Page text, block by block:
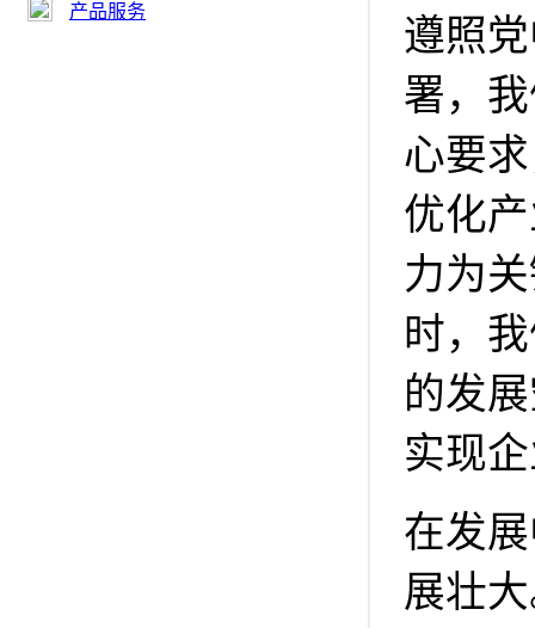
产品服务
遵照
署，
心要
优化
力为
时，
的发
实现
在发
展壮